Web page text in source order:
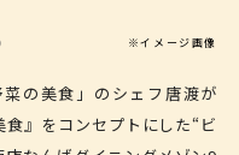
※イメージ画像
の美食」のシェフ唐渡が
』をコンセプトにした“ビ